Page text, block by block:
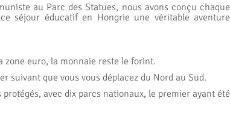
au Parc des Statues, nous avons conçu chaque
séjour éducatif en Hongrie une véritable aventure
zone euro, la monnaie reste le forint.
suivant que vous vous déplacez du Nord au Sud.
avec dix parcs nationaux, le premier ayant été